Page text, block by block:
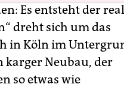
Es entsteht der
dreht sich um das
in Köln im
karger Neubau, der
so etwas wie